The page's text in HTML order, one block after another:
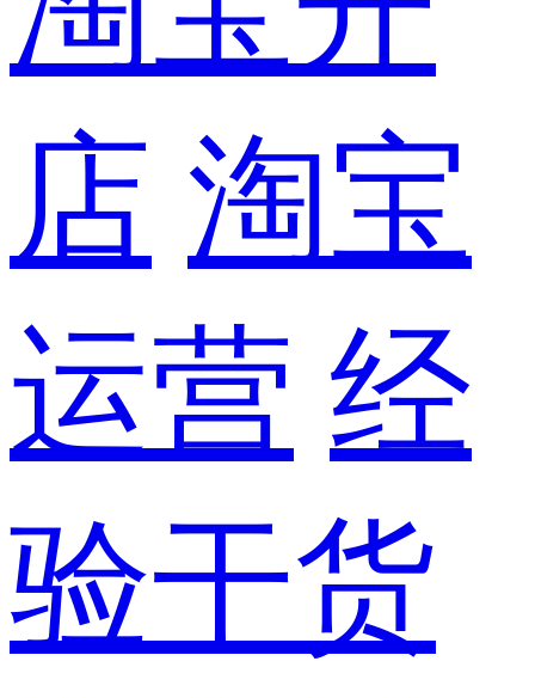
店 淘宝
运营 经
验干货